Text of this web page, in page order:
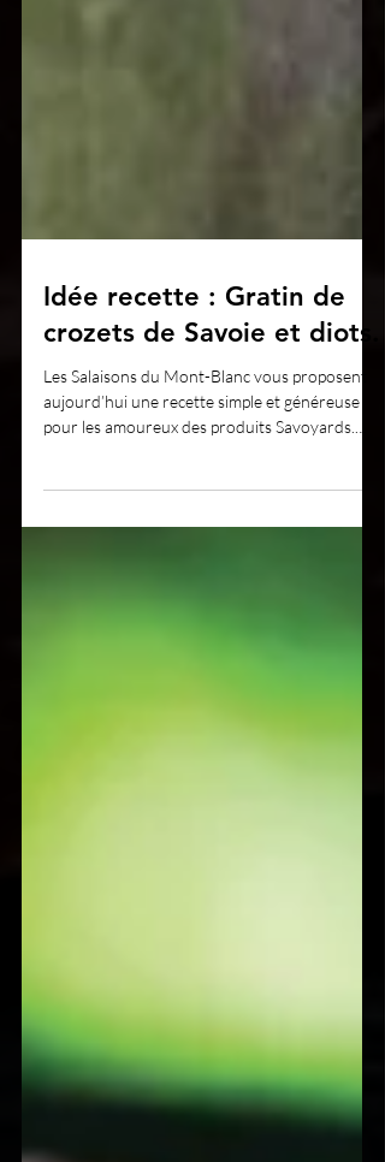
Idée recette : Gratin de
crozets de Savoie et diots.
Les Salaisons du Mont-Blanc vous proposent
aujourd’hui une recette simple et généreuse
Encore...